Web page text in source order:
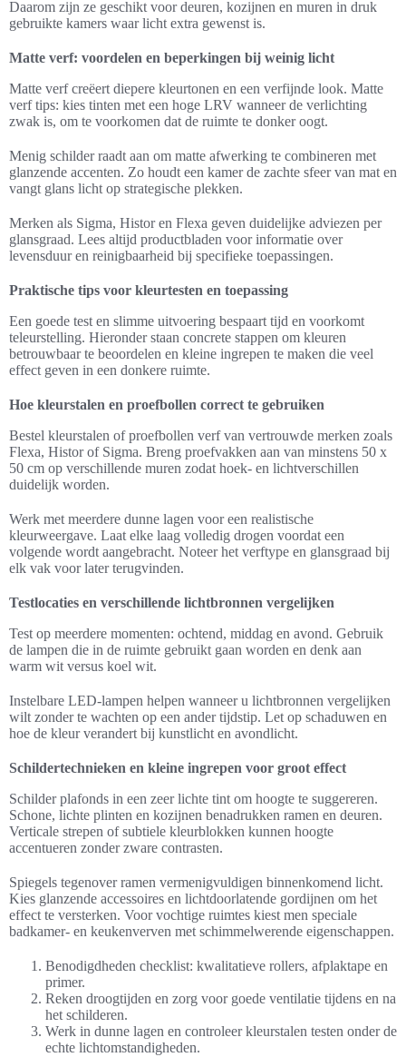
Daarom zijn ze geschikt voor deuren, kozijnen en muren in druk
gebruikte kamers waar licht extra gewenst is.
Matte verf: voordelen en beperkingen bij weinig licht
Matte verf creëert diepere kleurtonen en een verfijnde look. Matte
verf tips: kies tinten met een hoge LRV wanneer de verlichting
zwak is, om te voorkomen dat de ruimte te donker oogt.
Menig schilder raadt aan om matte afwerking te combineren met
glanzende accenten. Zo houdt een kamer de zachte sfeer van mat en
vangt glans licht op strategische plekken.
Merken als Sigma, Histor en Flexa geven duidelijke adviezen per
glansgraad. Lees altijd productbladen voor informatie over
levensduur en reinigbaarheid bij specifieke toepassingen.
Praktische tips voor kleurtesten en toepassing
Een goede test en slimme uitvoering bespaart tijd en voorkomt
teleurstelling. Hieronder staan concrete stappen om kleuren
betrouwbaar te beoordelen en kleine ingrepen te maken die veel
effect geven in een donkere ruimte.
Hoe kleurstalen en proefbollen correct te gebruiken
Bestel kleurstalen of proefbollen verf van vertrouwde merken zoals
Flexa, Histor of Sigma. Breng proefvakken aan van minstens 50 x
50 cm op verschillende muren zodat hoek- en lichtverschillen
duidelijk worden.
Werk met meerdere dunne lagen voor een realistische
kleurweergave. Laat elke laag volledig drogen voordat een
volgende wordt aangebracht. Noteer het verftype en glansgraad bij
elk vak voor later terugvinden.
Testlocaties en verschillende lichtbronnen vergelijken
Test op meerdere momenten: ochtend, middag en avond. Gebruik
de lampen die in de ruimte gebruikt gaan worden en denk aan
warm wit versus koel wit.
Instelbare LED-lampen helpen wanneer u lichtbronnen vergelijken
wilt zonder te wachten op een ander tijdstip. Let op schaduwen en
hoe de kleur verandert bij kunstlicht en avondlicht.
Schildertechnieken en kleine ingrepen voor groot effect
Schilder plafonds in een zeer lichte tint om hoogte te suggereren.
Schone, lichte plinten en kozijnen benadrukken ramen en deuren.
Verticale strepen of subtiele kleurblokken kunnen hoogte
accentueren zonder zware contrasten.
Spiegels tegenover ramen vermenigvuldigen binnenkomend licht.
Kies glanzende accessoires en lichtdoorlatende gordijnen om het
effect te versterken. Voor vochtige ruimtes kiest men speciale
badkamer- en keukenverven met schimmelwerende eigenschappen.
Benodigdheden checklist: kwalitatieve rollers, afplaktape en
primer.
Reken droogtijden en zorg voor goede ventilatie tijdens en na
het schilderen.
Werk in dunne lagen en controleer kleurstalen testen onder de
echte lichtomstandigheden.